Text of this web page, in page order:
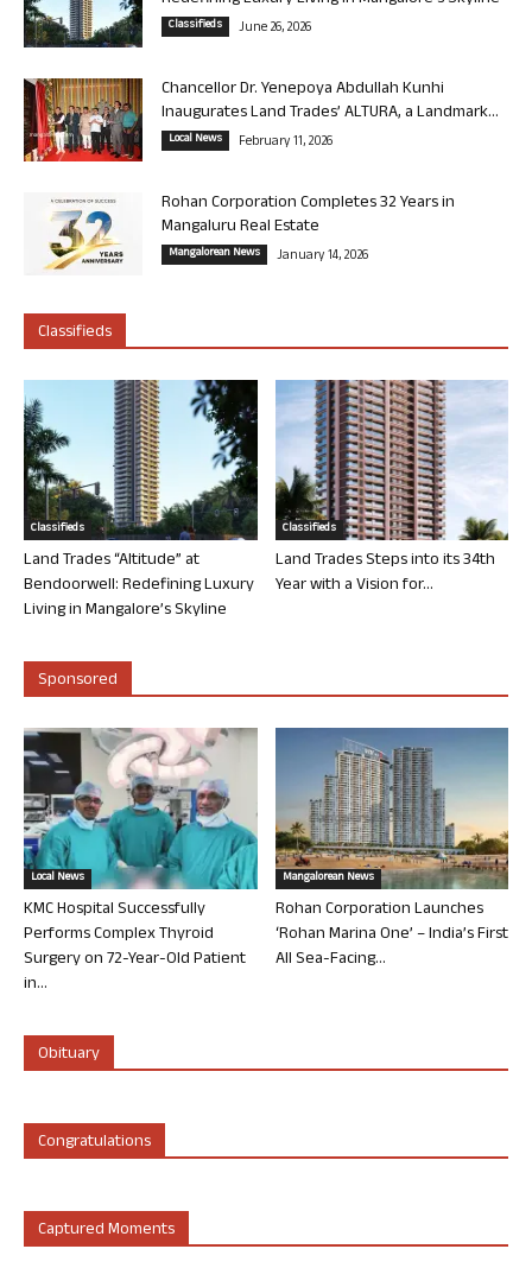
Classifieds June 26, 2026
Chancellor Dr. Yenepoya Abdullah Kunhi
Inaugurates Land Trades’ ALTURA, a Landmark...
Local News February 11, 2026
Rohan Corporation Completes 32 Years in
Mangaluru Real Estate
Mangalorean News January 14, 2026
Classifieds
Classifieds
Land Trades “Altitude” at
Bendoorwell: Redefining Luxury
Living in Mangalore’s Skyline
Classifieds
Land Trades Steps into its 34th
Year with a Vision for...
Sponsored
Local News
KMC Hospital Successfully
Performs Complex Thyroid
Surgery on 72-Year-Old Patient
in...
Mangalorean News
Rohan Corporation Launches
‘Rohan Marina One’ – India’s First
All Sea-Facing...
Obituary
Congratulations
Captured Moments